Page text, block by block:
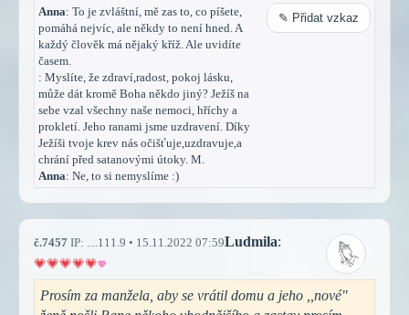
Anna: To je zvláštní, mě zas to, co píšete,
pomáhá nejvíc, ale někdy to není hned. A
každý člověk má nějaký kříž. Ale uvidíte
časem.
: Myslíte, že zdraví,radost, pokoj lásku,
může dát kromě Boha někdo jiný? Ježíš na
sebe vzal všechny naše nemoci, hříchy a
prokletí. Jeho ranami jsme uzdravení. Díky
Ježíši tvoje krev nás očišťuje,uzdravuje,a
chrání před satanovými útoky. M.
Anna: Ne, to si nemyslíme :)
✎ Přidat vzkaz
č.7457 IP: ....111.9 • 15.11.2022 07:59Ludmila:
Prosím za manžela, aby se vrátil domu a jeho ,,nové"